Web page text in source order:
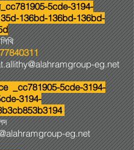
5cde-3194-
136bd-136bd-136bd-
eg.net
_cc781905-5cde-3194-
3194-
eg.net